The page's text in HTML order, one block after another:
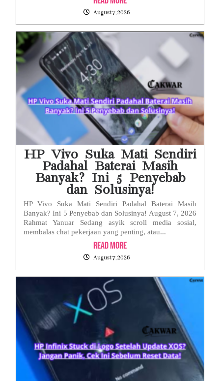
August 7, 2026
HP Vivo Suka Mati Sendiri
Padahal Baterai Masih
Banyak? Ini 5 Penyebab
dan Solusinya!
HP Vivo Suka Mati Sendiri Padahal Baterai Masih
Banyak? Ini 5 Penyebab dan Solusinya! August 7, 2026
Rahmat Yanuar Sedang asyik scroll media sosial,
membalas chat pekerjaan yang penting, atau...
Read More
August 7, 2026